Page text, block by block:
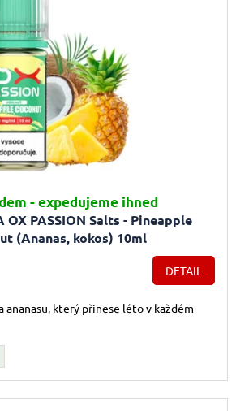
OX PASSION Salts - Pineapple
(Ananas, kokos) 10ml
- expedujeme ihned
DETAIL
ananasu, který přinese léto v každém